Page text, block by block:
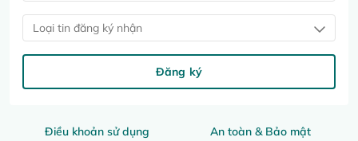
Điều khoản sử dụng
An toàn & Bảo mật
Loại tin đăng ký nhận
Đăng ký